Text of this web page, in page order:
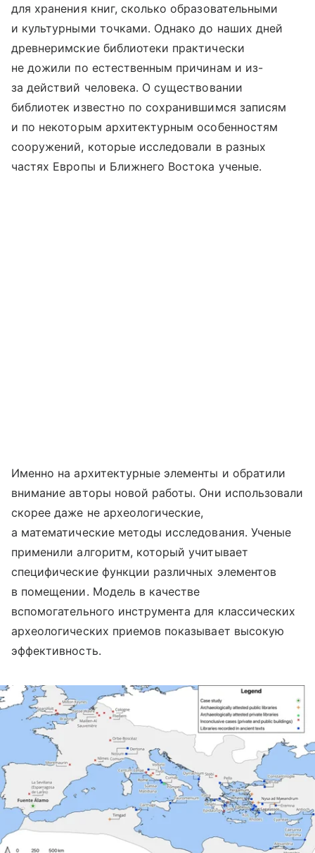
для хранения книг, сколько образовательными
и культурными точками. Однако до наших дней
древнеримские библиотеки практически
не дожили по естественным причинам и из-
за действий человека. О существовании
библиотек известно по сохранившимся записям
и по некоторым архитектурным особенностям
сооружений, которые исследовали в разных
частях Европы и Ближнего Востока ученые.
Именно на архитектурные элементы и обратили
внимание авторы новой работы. Они использовали
скорее даже не археологические,
а математические методы исследования. Ученые
применили алгоритм, который учитывает
специфические функции различных элементов
в помещении. Модель в качестве
вспомогательного инструмента для классических
археологических приемов показывает высокую
эффективность.